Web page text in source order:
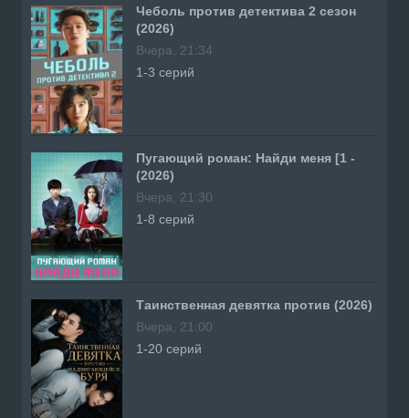
Чеболь против детектива 2 сезон
(2026)
Вчера, 21:34
1-3 серий
Пугающий роман: Найди меня [1 -
(2026)
Вчера, 21:30
1-8 серий
Таинственная девятка против (2026)
Вчера, 21:00
1-20 серий